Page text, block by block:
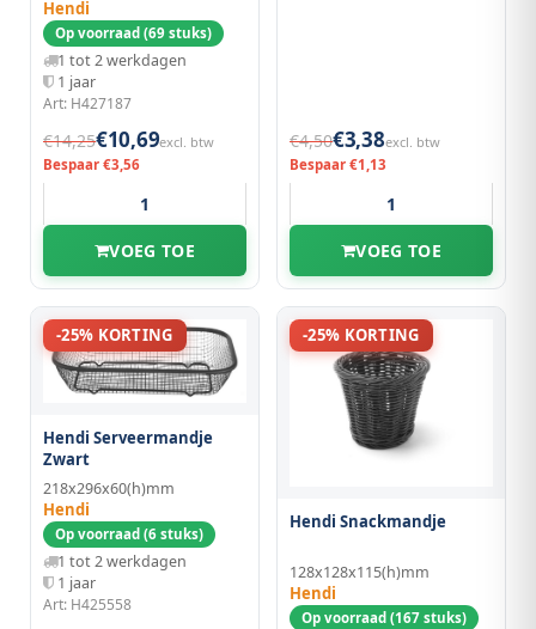
Hendi
Op voorraad (69 stuks)
1 tot 2 werkdagen
1 jaar
Art: H427187
€14,25€10,69excl. btw
Bespaar €3,56
VOEG TOE
€4,50€3,38excl. btw
Bespaar €1,13
VOEG TOE
-25% KORTING
Hendi Serveermandje
Zwart
218x296x60(h)mm
Hendi
Op voorraad (6 stuks)
1 tot 2 werkdagen
1 jaar
Art: H425558
-25% KORTING
Hendi Snackmandje
128x128x115(h)mm
Hendi
Op voorraad (167 stuks)